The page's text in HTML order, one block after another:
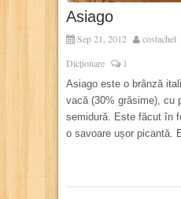
Asiago
Sep 21, 2012 costachel
Dicționare 1
Asiago este o brânză
vacă (30% grăsime), cu
semidură. Este făcut în
o savoare ușor picantă.